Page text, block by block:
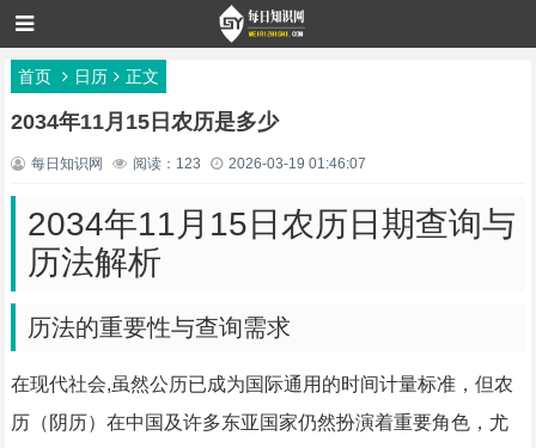
首页 日历 正文
2034年11月15日农历是多少
每日知识网 阅读：123 2026-03-19 01:46:07
2034年11月15日农历日期查询与
历法解析
历法的重要性与查询需求
在现代社会,虽然公历已成为国际通用的时间计量标准，但农
历（阴历）在中国及许多东亚国家仍然扮演着重要角色，尤